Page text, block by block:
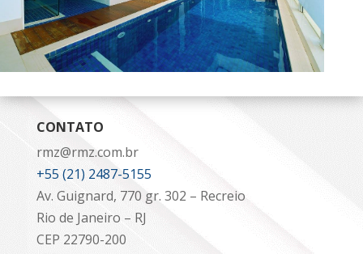
CONTATO
rmz@rmz.com.br
+55 (21) 2487-5155
Av. Guignard, 770 gr. 302 – Recreio
Rio de Janeiro – RJ
CEP 22790-200